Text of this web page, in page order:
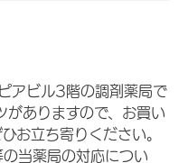
アビル3階の調剤薬局で
がありますので、お買い
お立ち寄りください。
の当薬局の対応につい